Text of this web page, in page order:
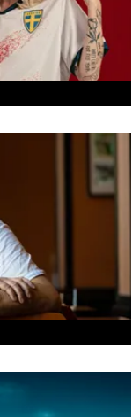
från hela
inom spektakulära